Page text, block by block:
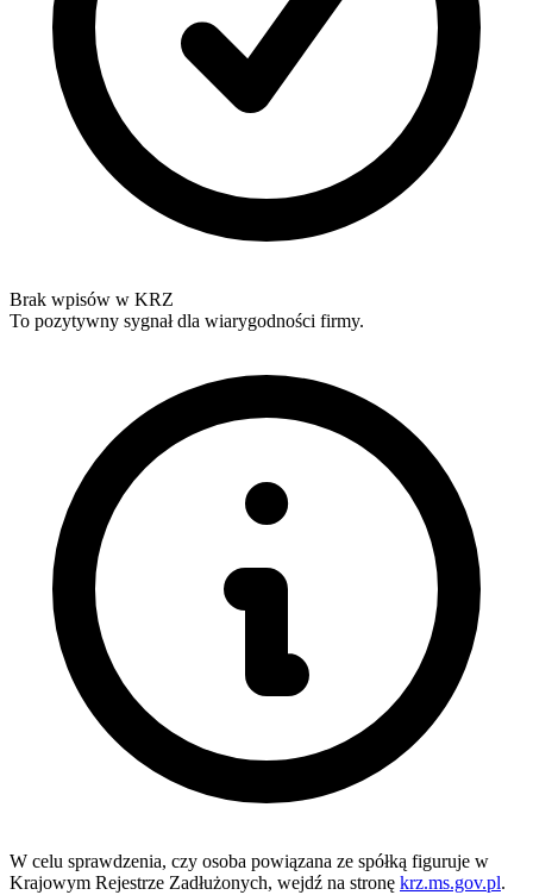
Brak wpisów w KRZ
To pozytywny sygnał dla wiarygodności firmy.
W celu sprawdzenia, czy osoba powiązana ze spółką figuruje w
Krajowym Rejestrze Zadłużonych, wejdź na stronę krz.ms.gov.pl.